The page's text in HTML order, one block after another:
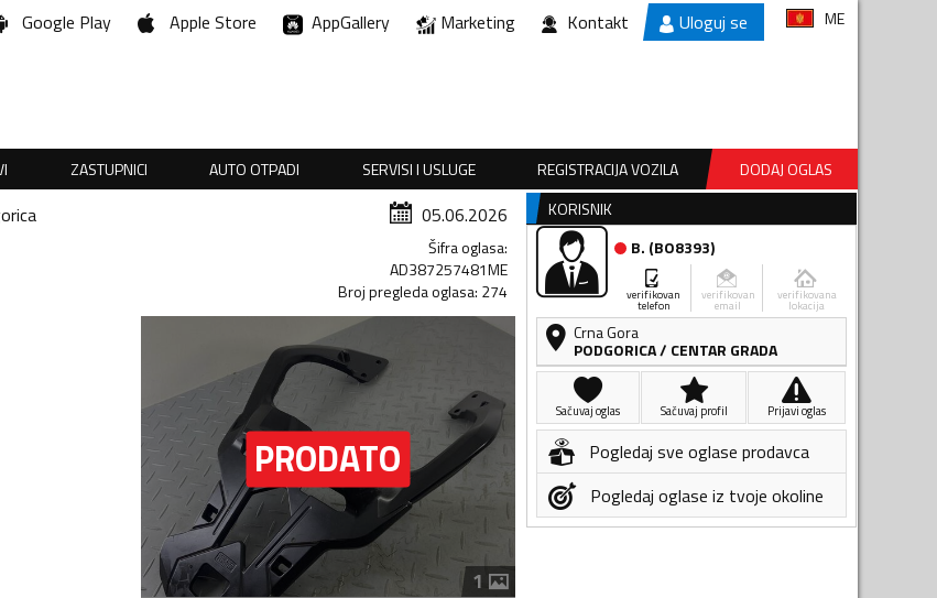
Google Play Apple Store AppGallery Marketing Kontakt Uloguj se ME
ZASTUPNICI AUTO OTPADI SERVISI I USLUGE REGISTRACIJA VOZILA
DODAJ OGLAS
05.06.2026
Šifra oglasa:
AD387257481ME
Broj pregleda oglasa: 274
1
KORISNIK
B. (BO8393)
verifikovan
telefon
verifikovan
email
verifikovana
lokacija
Crna Gora
PODGORICA/ CENTAR GRADA
Sačuvaj oglas Sačuvaj profil Prijavi oglas
Pogledaj sve oglase prodavca
Pogledaj oglase iz tvoje okoline